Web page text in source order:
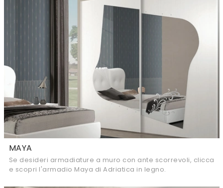
MAYA
Se desideri armadiature a muro con ante scorrevoli, clicca
e scopri l'armadio Maya di Adriatica in legno.